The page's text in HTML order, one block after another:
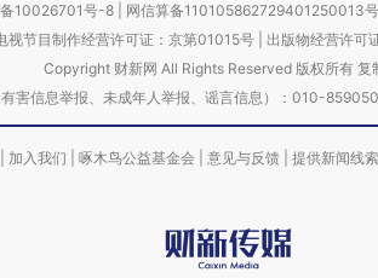
10026701号-8 网信算备110105862729401250013号
视节目制作经营许可证：京第01015号| 出版物经营许可
Copyright 财新网 All Rights Reserved 版权所有 复
有害信息举报、未成年人举报、谣言信息）：010-
加入我们 啄木鸟公益基金会 意见与反馈 提供新闻线索